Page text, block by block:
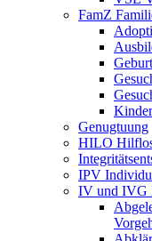
FamZ
Genugtuung
HILO
IPV
IV und IVG